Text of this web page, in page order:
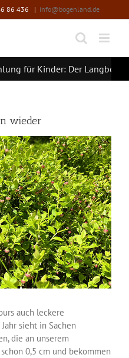
86 436 | info@bogenland.de
für Kinder: Der Langbogen
wieder
auch leckere
sieht in Sachen
die an unserem
0,5 cm und bekommen